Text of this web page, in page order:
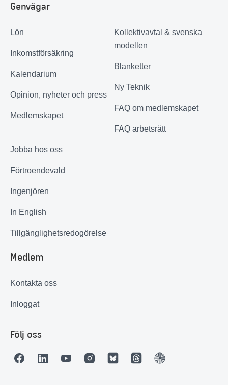
Genvägar
Lön
Inkomstförsäkring
Kalendarium
Opinion, nyheter och press
Medlemskapet
Kollektivavtal & svenska
modellen
Blanketter
Ny Teknik
FAQ om medlemskapet
FAQ arbetsrätt
Jobba hos oss
Förtroendevald
Ingenjören
In English
Tillgänglighetsredogörelse
Medlem
Kontakta oss
Inloggat
Följ oss